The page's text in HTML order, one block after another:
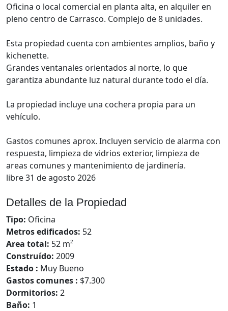
Oficina o local comercial en planta alta, en alquiler en
pleno centro de Carrasco. Complejo de 8 unidades.
Esta propiedad cuenta con ambientes amplios, baño y
kichenette.
Grandes ventanales orientados al norte, lo que
garantiza abundante luz natural durante todo el día.
La propiedad incluye una cochera propia para un
vehículo.
Gastos comunes aprox. Incluyen servicio de alarma con
respuesta, limpieza de vidrios exterior, limpieza de
areas comunes y mantenimiento de jardinería.
libre 31 de agosto 2026
Detalles de la Propiedad
Tipo: Oficina
Metros edificados: 52
Area total: 52 m²
Construído: 2009
Estado : Muy Bueno
Gastos comunes : $7.300
Dormitorios: 2
Baño: 1